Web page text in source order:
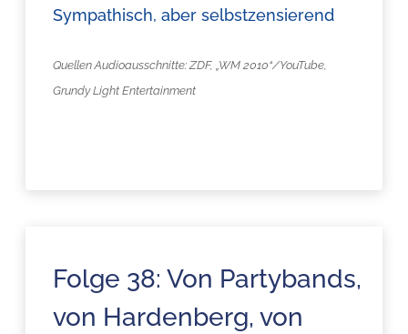
Sympathisch, aber selbstzensierend
Quellen Audioausschnitte: ZDF, „WM 2010“/YouTube,
Grundy Light Entertainment
Folge 38: Von Partybands,
von Hardenberg, von